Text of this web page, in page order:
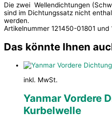
Die zwei Wellendichtungen
sind im Dichtungssatz nicht
werden.
Artikelnummer 121450-01801
Das könnte Ihnen
inkl. MwSt.
Yanmar Vordere
Kurbelwelle